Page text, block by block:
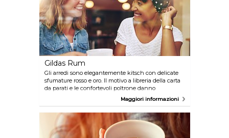
Gildas Rum
Gli arredi sono elegantemente kitsch con delicate
sfumature rosso e oro. Il motivo a libreria della carta
da parati e le confortevoli poltrone danno
l'impressione di una sala lettura vecchio stile. La
selezione di prodotti da forno fatti in casa è il suo
fiore all'occhiello, come anche il menu leggero per
pranzo. Gildas Rum è situato nel quartiere
bohémien di SoFo, con posti a sedere all'aperto in
estate.
Maggiori informazioni